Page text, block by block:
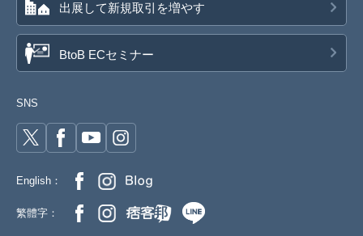
出展して新規取引を増やす
BtoB ECセミナー
SNS
English：
繁體字：